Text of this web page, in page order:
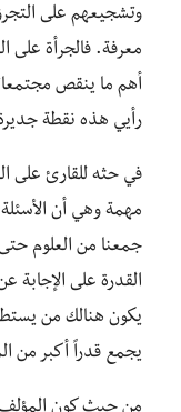
وتشجيعهم على
معرفة. فالجرأة على
أهم ما ينقص
رأيي هذه نقطة
في حثه للقارئ على
مهمة وهي أن
جمعنا من العلوم
القدرة على
يكون هنالك من
يجمع قدراً أكبر من